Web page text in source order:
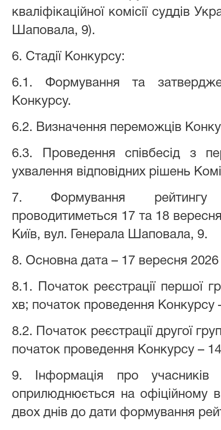
кваліфікаційної комісії суддів
Шаповала, 9).
6. Стадії Конкурсу:
6.1. Формування та
Конкурсу.
6.2. Визначення переможців
6.3. Проведення співбесід з
ухвалення відповідних рішень
7. Формування рейтингу
проводитиметься 17 та 18
Київ, вул. Генерала Шаповала, 9.
8. Основна дата – 17 вересня 2026
8.1. Початок реєстрації першої
хв; початок проведення Конкурсу
8.2. Початок реєстрації другої
початок проведення Конкурсу –
9. Інформація про
оприлюднюється на офіційному
двох днів до дати формування